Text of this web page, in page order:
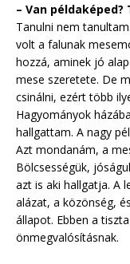
– Van
Tanulni nem
volt a falunak
hozzá, aminek jó
mese szeretete. De
csinálni, ezért több
Hagyományok
hallgattam. A nagy
Azt mondanám, a
Bölcsességük,
azt is aki hallgatja. A
alázat, a közönség,
állapot. Ebben a
önmegvalósításnak.